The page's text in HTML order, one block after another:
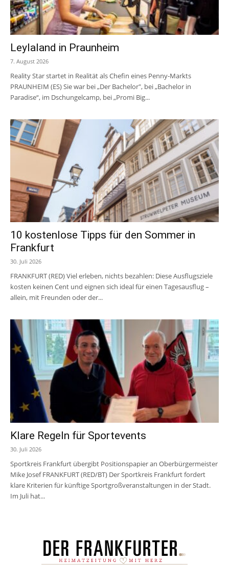
Leylaland in Praunheim
7. August 2026
Reality Star startet in Realität als Chefin eines Penny-Markts
PRAUNHEIM (ES) Sie war bei „Der Bachelor", bei „Bachelor in
Paradise“, im Dschungelcamp, bei „Promi Big...
10 kostenlose Tipps für den Sommer in
Frankfurt
30. Juli 2026
FRANKFURT (RED) Viel erleben, nichts bezahlen: Diese Ausflugsziele
kosten keinen Cent und eignen sich ideal für einen Tagesausflug –
allein, mit Freunden oder der...
Klare Regeln für Sportevents
30. Juli 2026
Sportkreis Frankfurt übergibt Positionspapier an Oberbürgermeister
Mike Josef FRANKFURT (RED/BT) Der Sportkreis Frankfurt fordert
klare Kriterien für künftige Sportgroßveranstaltungen in der Stadt.
Im Juli hat...